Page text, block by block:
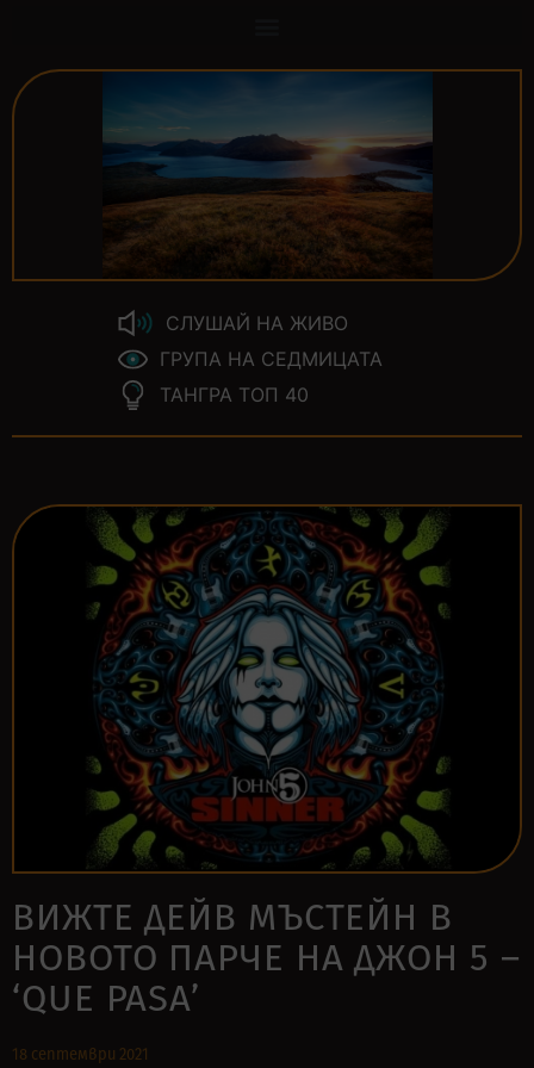
СЛУШАЙ НА ЖИВО
ГРУПА НА СЕДМИЦАТА
ТАНГРА ТОП 40
ВИЖТЕ ДЕЙВ МЪСТЕЙН В
НОВОТО ПАРЧЕ НА ДЖОН 5 –
‘QUE PASA’
18 септември 2021